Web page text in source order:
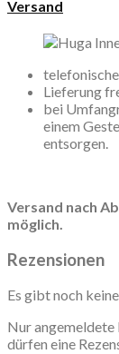
Versand
Lieferung
bei
einem
entsorgen.
Versand nach
möglich.
Rezensionen
Es gibt noch
Nur angemeldete
dürfen eine